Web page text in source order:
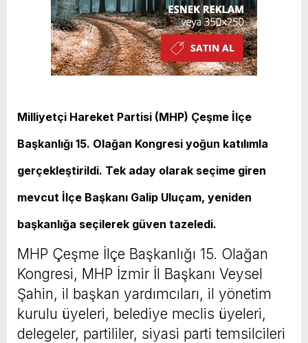
Milliyetçi Hareket Partisi (MHP) Çeşme İlçe
Başkanlığı 15. Olağan Kongresi yoğun katılımla
gerçekleştirildi. Tek aday olarak seçime giren
mevcut İlçe Başkanı Galip Uluçam, yeniden
başkanlığa seçilerek güven tazeledi.
MHP Çeşme İlçe Başkanlığı 15. Olağan
Kongresi, MHP İzmir İl Başkanı Veysel
Şahin, il başkan yardımcıları, il yönetim
kurulu üyeleri, belediye meclis üyeleri,
delegeler, partililer, siyasi parti temsilcileri